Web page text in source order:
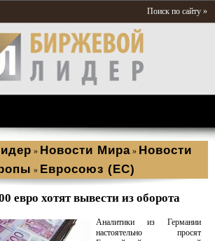
Поиск по сайту »
» Новости Мира » Новости
» Евросоюз (ЕС)
евро хотят вывести из оборота
Аналитики из Германии
настоятельно просят